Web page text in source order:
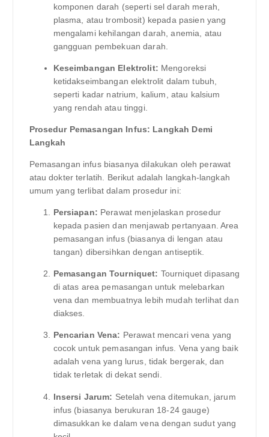
komponen darah (seperti sel darah merah,
plasma, atau trombosit) kepada pasien yang
mengalami kehilangan darah, anemia, atau
gangguan pembekuan darah.
Keseimbangan Elektrolit: Mengoreksi
ketidakseimbangan elektrolit dalam tubuh,
seperti kadar natrium, kalium, atau kalsium
yang rendah atau tinggi.
Prosedur Pemasangan Infus: Langkah Demi
Langkah
Pemasangan infus biasanya dilakukan oleh perawat
atau dokter terlatih. Berikut adalah langkah-langkah
umum yang terlibat dalam prosedur ini:
Persiapan: Perawat menjelaskan prosedur
kepada pasien dan menjawab pertanyaan. Area
pemasangan infus (biasanya di lengan atau
tangan) dibersihkan dengan antiseptik.
Pemasangan Tourniquet: Tourniquet dipasang
di atas area pemasangan untuk melebarkan
vena dan membuatnya lebih mudah terlihat dan
diakses.
Pencarian Vena: Perawat mencari vena yang
cocok untuk pemasangan infus. Vena yang baik
adalah vena yang lurus, tidak bergerak, dan
tidak terletak di dekat sendi.
Insersi Jarum: Setelah vena ditemukan, jarum
infus (biasanya berukuran 18-24 gauge)
dimasukkan ke dalam vena dengan sudut yang